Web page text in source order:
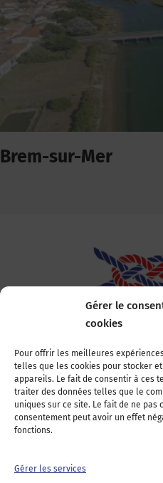
Gérer le
cookies
Pour offrir les meilleures
telles que les cookies pour stocker
appareils. Le fait de consentir à ces
traiter des données telles que le
uniques sur ce site. Le fait de ne pas
consentement peut avoir un effet
fonctions.
Gérer les services
Brem-sur-Mer
Association Nationale
22, boulevard de la
75007 Paris
Tél : 01 44 11 11 70
E-mail : anel-
Devenez adhérents